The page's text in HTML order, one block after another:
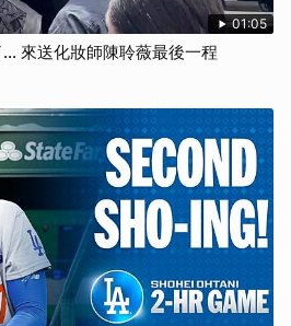
01:05
來送化妝師陳聆薇最後一程